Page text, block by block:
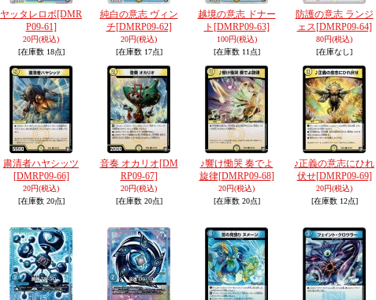
ヤッタレロボ[DMR
P09-61]
20円(税込)
[在庫数 18点]
純白の意志 ヴィン
チ[DMRP09-62]
20円(税込)
[在庫数 17点]
越境の意志 ドナー
ト [DMRP09-63]
100円(税込)
[在庫数 11点]
防護の意志 ランジ
ェス[DMRP09-64]
80円(税込)
[在庫なし]
粛清者ハヤシッツ
[DMRP09-66]
20円(税込)
[在庫数 20点]
音奏 オカリオ[DM
RP09-67]
20円(税込)
[在庫数 20点]
♪響け慟哭 奏でよ
旋律[DMRP09-68]
20円(税込)
[在庫数 20点]
♪正義の意志にひれ
伏せ[DMRP09-69]
20円(税込)
[在庫数 12点]